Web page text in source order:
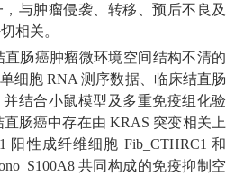
与肿瘤侵袭、转移、预后不良及
相关。
肠癌肿瘤微环境空间结构不清的
细胞 RNA 测序数据、临床结直肠
结合小鼠模型及多重免疫组化验
肠癌中存在由 KRAS 突变相关上
阳性成纤维细胞 Fib_CTHRC1 和
共同构成的免疫抑制空